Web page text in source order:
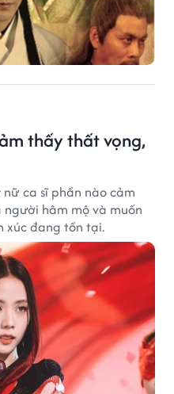
thấy thất vọng,
ca sĩ phần nào cảm
hâm mộ và muốn
xúc đang tồn tại.